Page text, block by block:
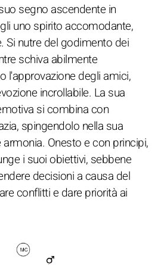
segno ascendente in
uno spirito accomodante,
Si nutre del godimento dei
schiva abilmente
l'approvazione degli amici,
incrollabile. La sua
si combina con
spingendolo nella sua
Onesto e con principi,
i suoi obiettivi, sebbene
decisioni a causa del
conflitti e dare priorità ai